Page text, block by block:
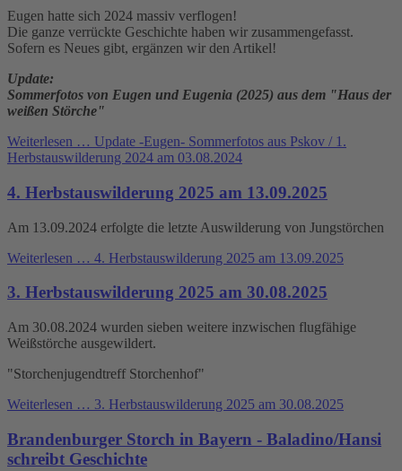
Eugen hatte sich 2024 massiv verflogen!
Die ganze verrückte Geschichte haben wir zusammengefasst.
Sofern es Neues gibt, ergänzen wir den Artikel!
Update:
Sommerfotos von Eugen und Eugenia (2025) aus dem "Haus der
weißen Störche"
Weiterlesen … Update -Eugen- Sommerfotos aus Pskov / 1.
Herbstauswilderung 2024 am 03.08.2024
4. Herbstauswilderung 2025 am 13.09.2025
Am 13.09.2024 erfolgte die letzte Auswilderung von Jungstörchen
Weiterlesen … 4. Herbstauswilderung 2025 am 13.09.2025
3. Herbstauswilderung 2025 am 30.08.2025
Am 30.08.2024 wurden sieben weitere inzwischen flugfähige
Weißstörche ausgewildert.
"Storchenjugendtreff Storchenhof"
Weiterlesen … 3. Herbstauswilderung 2025 am 30.08.2025
Brandenburger Storch in Bayern - Baladino/Hansi
schreibt Geschichte